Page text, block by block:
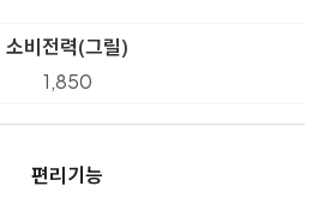
소비전력(그릴)
1,850
편리기능